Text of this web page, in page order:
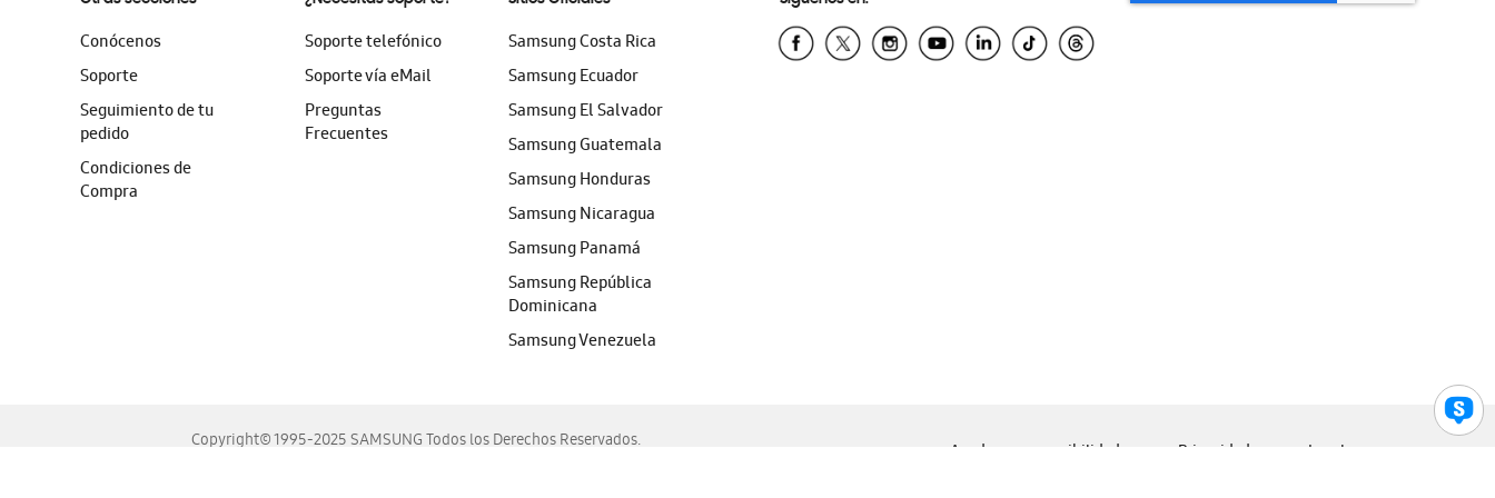
Conócenos
Soporte
Seguimiento de tu
pedido
Condiciones de
Compra
Soporte telefónico
Soporte vía eMail
Preguntas
Frecuentes
Samsung Costa Rica
Samsung Ecuador
Samsung El Salvador
Samsung Guatemala
Samsung Honduras
Samsung Nicaragua
Samsung Panamá
Samsung República
Dominicana
Samsung Venezuela
Copyright© 1995-2025 SAMSUNG Todos los Derechos Reservados.
Ayuda para accesibilidad Privacidad Legal